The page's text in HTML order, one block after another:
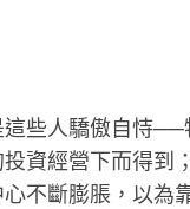
些人驕傲自恃
資經營下而得到
不斷膨脹，以為